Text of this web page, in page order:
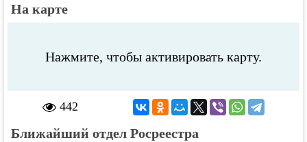
На карте
Нажмите, чтобы активировать карту.
442
Ближайший отдел Росреестра